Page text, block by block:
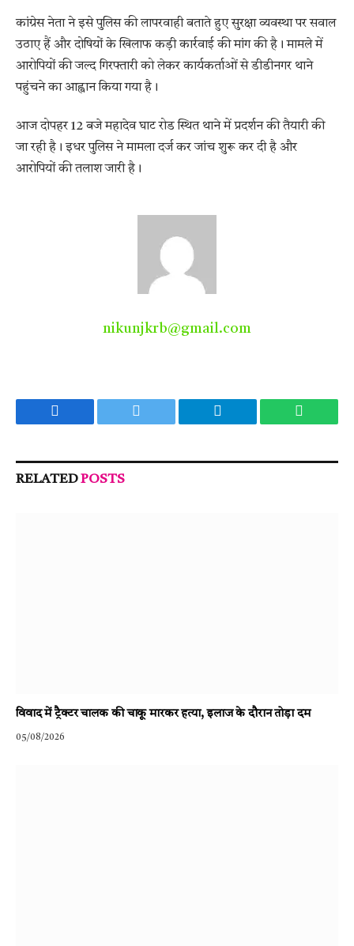
कांग्रेस नेता ने इसे पुलिस की लापरवाही बताते हुए सुरक्षा व्यवस्था पर सवाल
उठाए हैं और दोषियों के खिलाफ कड़ी कार्रवाई की मांग की है। मामले में
आरोपियों की जल्द गिरफ्तारी को लेकर कार्यकर्ताओं से डीडीनगर थाने
पहुंचने का आह्वान किया गया है।
आज दोपहर 12 बजे महादेव घाट रोड स्थित थाने में प्रदर्शन की तैयारी की
जा रही है। इधर पुलिस ने मामला दर्ज कर जांच शुरू कर दी है और
आरोपियों की तलाश जारी है।
nikunjkrb@gmail.com
Facebook Twitter Telegram
RELATEDPOSTS
विवाद में ट्रैक्टर चालक की चाकू मारकर हत्या, इलाज के दौरान तोड़ा दम
05/08/2026